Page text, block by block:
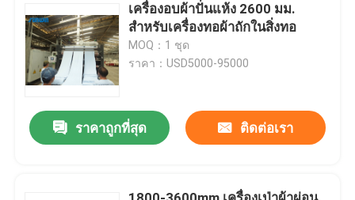
เครื่องอบผ้าปั่นแห้ง 2600 มม.
สำหรับเครื่องทอผ้าถักในสิ่งทอ
MOQ：1 ชุด
ราคา：USD5000-95000
ราคาถูกที่สุด ติดต่อเรา